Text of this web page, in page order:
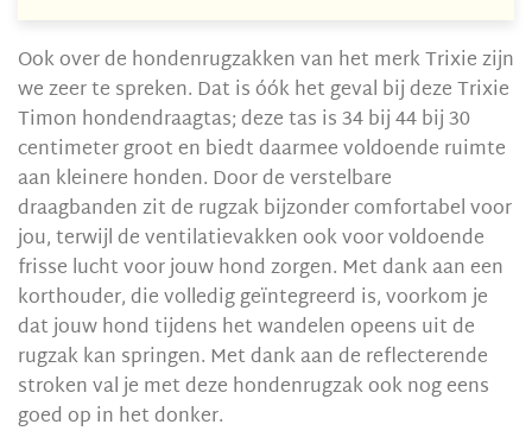
Ook over de hondenrugzakken van het merk Trixie zijn
we zeer te spreken. Dat is óók het geval bij deze Trixie
Timon hondendraagtas; deze tas is 34 bij 44 bij 30
centimeter groot en biedt daarmee voldoende ruimte
aan kleinere honden. Door de verstelbare
draagbanden zit de rugzak bijzonder comfortabel voor
jou, terwijl de ventilatievakken ook voor voldoende
frisse lucht voor jouw hond zorgen. Met dank aan een
korthouder, die volledig geïntegreerd is, voorkom je
dat jouw hond tijdens het wandelen opeens uit de
rugzak kan springen. Met dank aan de reflecterende
stroken val je met deze hondenrugzak ook nog eens
goed op in het donker.